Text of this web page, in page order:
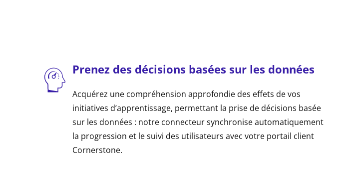
Prenez des décisions basées sur les données
Acquérez une compréhension approfondie des effets de vos
initiatives d’apprentissage, permettant la prise de décisions basée
sur les données : notre connecteur synchronise automatiquement
la progression et le suivi des utilisateurs avec votre portail client
Cornerstone.